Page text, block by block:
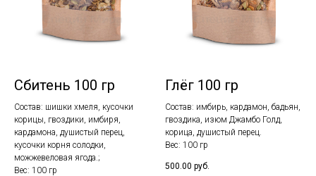
Сбитень 100 гр
Состав: шишки хмеля, кусочки
корицы, гвоздики, имбиря,
кардамона, душистый перец,
кусочки корня солодки,
можжевеловая ягода.;
Вес: 100 гр
Глёг 100 гр
Состав: имбирь, кардамон, бадьян,
гвоздика, изюм Джамбо Голд,
корица, душистый перец.
Вес: 100 гр
500.00 руб.